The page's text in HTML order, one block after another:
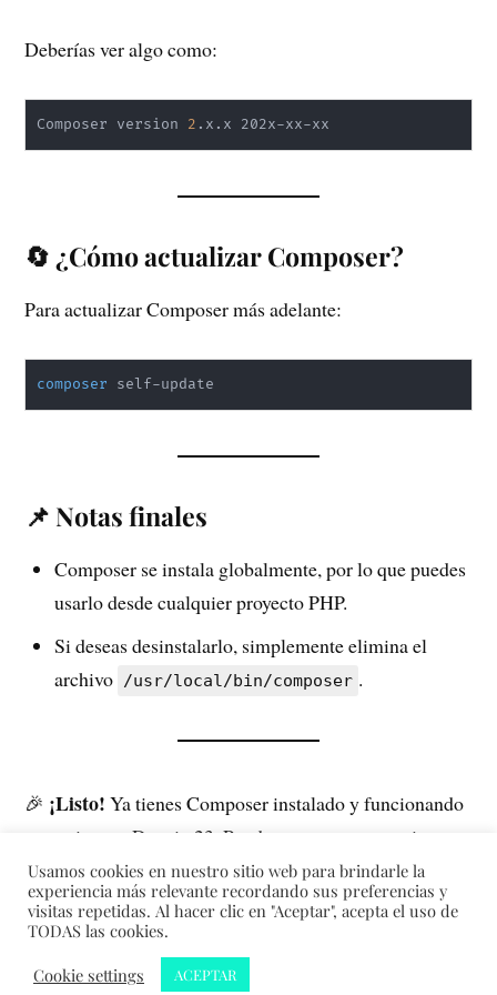
Deberías ver algo como:
Composer version 2 .x.x 202x-xx-xx
🔄 ¿Cómo actualizar Composer?
Para actualizar Composer más adelante:
composer self-update
📌 Notas finales
Composer se instala globalmente, por lo que puedes
usarlo desde cualquier proyecto PHP.
Si deseas desinstalarlo, simplemente elimina el
archivo /usr/local/bin/composer .
🎉 ¡Listo! Ya tienes Composer instalado y funcionando
en tu sistema Deepin 23. Puedes comenzar a gestionar
tus dependencias PHP de manera profesional.
CREADO CON WORDPRESS
Usamos cookies en nuestro sitio web para brindarle la
experiencia más relevante recordando sus preferencias y
visitas repetidas. Al hacer clic en "Aceptar", acepta el uso de
TODAS las cookies.
Cookie settings
ACEPTAR